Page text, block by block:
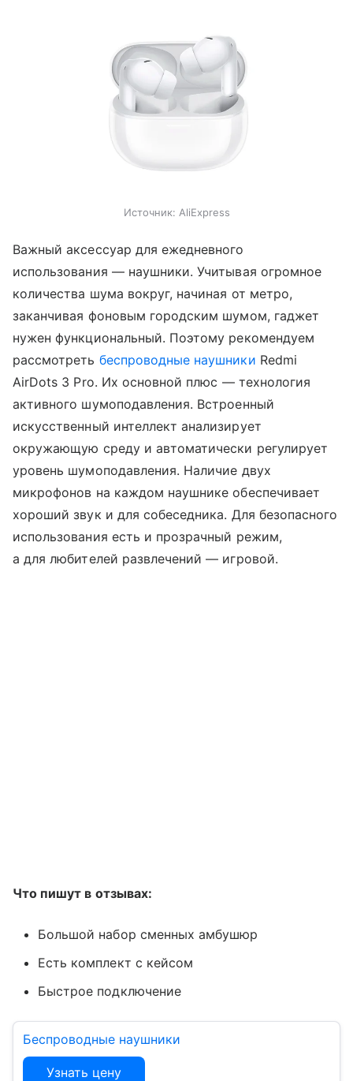
Источник: AliExpress
Важный аксессуар для ежедневного
использования — наушники. Учитывая огромное
количества шума вокруг, начиная от метро,
заканчивая фоновым городским шумом, гаджет
нужен функциональный. Поэтому рекомендуем
рассмотреть беспроводные наушники Redmi
AirDots 3 Pro. Их основной плюс — технология
активного шумоподавления. Встроенный
искусственный интеллект анализирует
окружающую среду и автоматически регулирует
уровень шумоподавления. Наличие двух
микрофонов на каждом наушнике обеспечивает
хороший звук и для собеседника. Для безопасного
использования есть и прозрачный режим,
а для любителей развлечений — игровой.
Что пишут в отзывах:
Большой набор сменных амбушюр
Есть комплект с кейсом
Быстрое подключение
Беспроводные наушники
Узнать цену